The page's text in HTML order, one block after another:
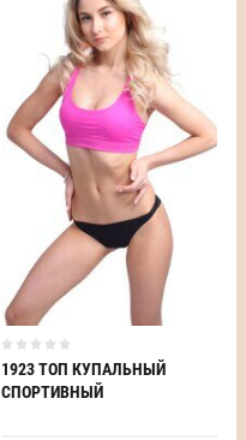
1923 ТОП КУПАЛЬНЫЙ
СПОРТИВНЫЙ